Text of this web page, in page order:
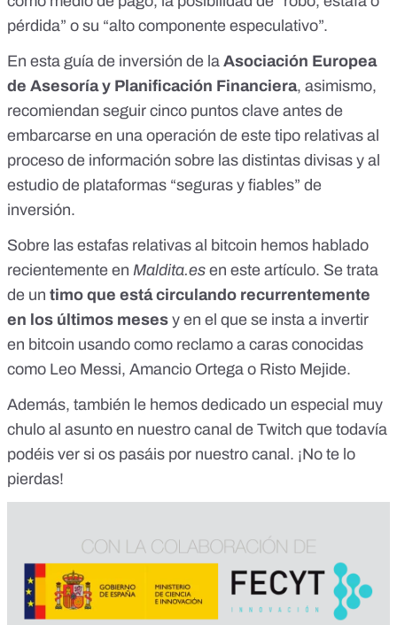
pérdida” o su “alto componente especulativo”.
En esta guía de inversión de la Asociación Europea
de Asesoría y Planificación Financiera, asimismo,
recomiendan seguir cinco puntos clave antes de
embarcarse en una operación de este tipo relativas al
proceso de información sobre las distintas divisas y al
estudio de plataformas “seguras y fiables” de
inversión.
Sobre las estafas relativas al bitcoin hemos hablado
recientemente en Maldita.es en este artículo. Se trata
de un timo que está circulando recurrentemente
en los últimos meses y en el que se insta a invertir
en bitcoin usando como reclamo a caras conocidas
como Leo Messi, Amancio Ortega o Risto Mejide.
Además, también le hemos dedicado un especial muy
chulo al asunto en nuestro canal de Twitch que todavía
podéis ver si os pasáis por nuestro canal. ¡No te lo
pierdas!